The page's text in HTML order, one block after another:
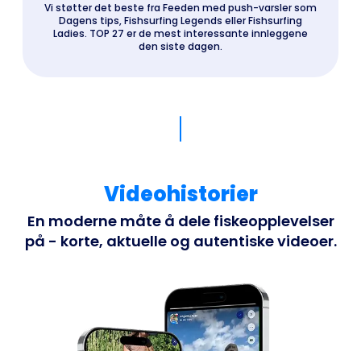
Vi støtter det beste fra Feeden med push-varsler som
Dagens tips, Fishsurfing Legends eller Fishsurfing
Ladies. TOP 27 er de mest interessante innleggene
den siste dagen.
Videohistorier
En moderne måte å dele fiskeopplevelser
på - korte, aktuelle og autentiske videoer.